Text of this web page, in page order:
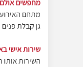
מחפשים
מתחם
גן קבלת
שירות אישי
השירות אותו